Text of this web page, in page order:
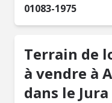
01083-1975
Terrain de
à vendre à
dans le Jura